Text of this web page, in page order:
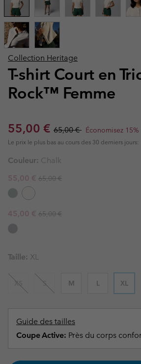
Collection Heritage
T-shirt Court en
Rock™ Femme
Sale price:
55,00 € Regular price:
65,00 € Économisez 15%
Le prix le plus bas au cours des 30 derniers jours:
Couleur: Chalk
Sale price:
55,00 € Regular price:
65,00 €
Sale price:
45,00 € Regular price:
65,00 €
Taille: XL
XS S M L XL
Guide des tailles
Coupe Active: Près du corps